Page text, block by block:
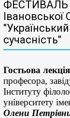
ФЕСТИВАЛЬ
сучасність"
Гостьова лекція
професора,
Інституту
університету
Олени